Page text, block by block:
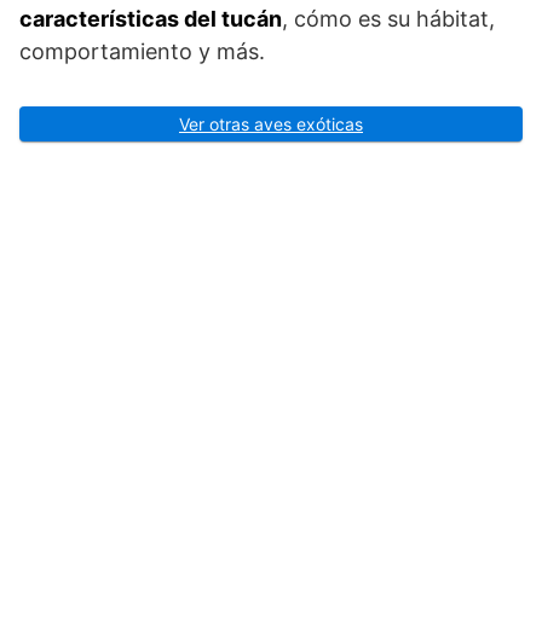
características del tucán, cómo es su hábitat,
comportamiento y más.
Ver otras aves exóticas